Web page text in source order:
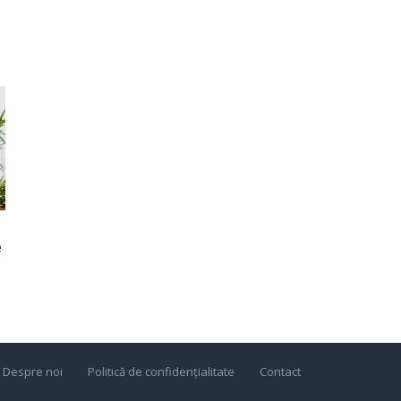
Despre noi Politică de confidențialitate Contact